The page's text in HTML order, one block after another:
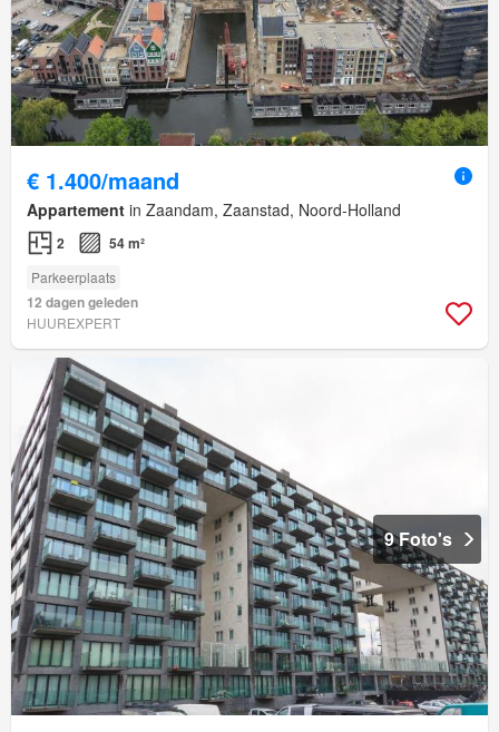
€ 1.400/maand
Appartement in Zaandam, Zaanstad, Noord-Holland
2 54 m²
Parkeerplaats
12 dagen geleden
HUUREXPERT
9 Foto's